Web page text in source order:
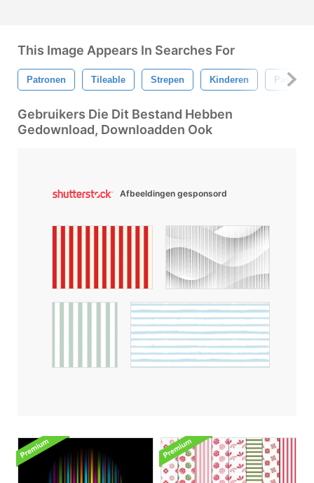
This Image Appears In Searches For
Patronen Tileable Strepen Kinderen Pastel
Gebruikers Die Dit Bestand Hebben
Gedownload, Downloadden Ook
Afbeeldingen gesponsord